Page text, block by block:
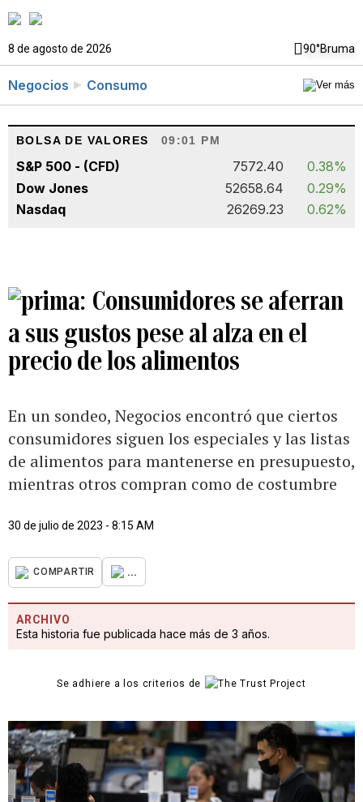
8 de agosto de 2026 90°Bruma
Negocios Consumo
BOLSA DE VALORES 09:01 PM
S&P 500 - (CFD) 7572.40
0.38%
Dow Jones
52658.64
0.29%
Nasdaq
26269.23 0.62%
Consumidores se aferran
a sus gustos pese al alza en el
precio de los alimentos
En un sondeo, Negocios encontró que ciertos
consumidores siguen los especiales y las listas
de alimentos para mantenerse en presupuesto,
mientras otros compran como de costumbre
30 de julio de 2023 - 8:15 AM
COMPARTIR ...
ARCHIVO
Esta historia fue publicada hace más de 3 años.
Se adhiere a los criterios de